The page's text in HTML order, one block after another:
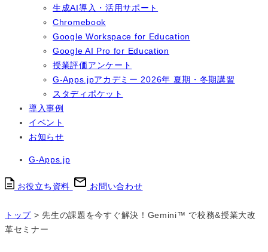
生成AI導入・活用サポート
Chromebook
Google Workspace for Education
Google AI Pro for Education
授業評価アンケート
G-Apps.jpアカデミー 2026年 夏期・冬期講習
スタディポケット
導入事例
イベント
お知らせ
G-Apps.jp
お役立ち資料 お問い合わせ
トップ >先生の課題を今すぐ解決！Gemini™ で校務&授業大改
革セミナー